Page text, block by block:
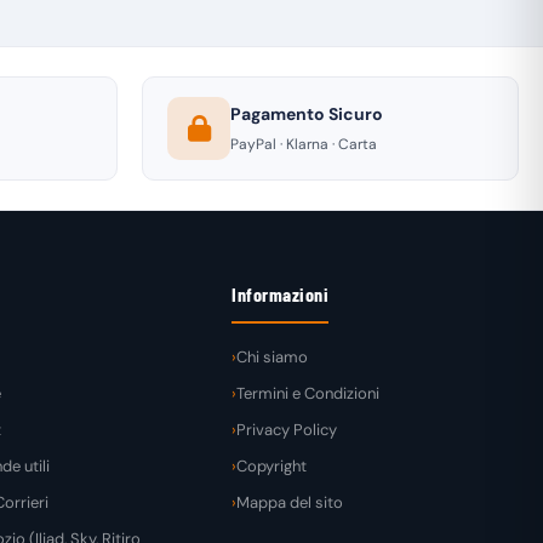
Pagamento Sicuro
PayPal · Klarna · Carta
utili
(Iliad, Sky, Ritiro
Informazioni
Chi siamo
Termini e Condizioni
Privacy Policy
Copyright
Mappa del sito